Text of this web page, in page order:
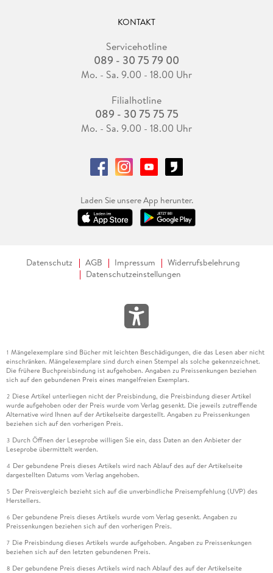
KONTAKT
Servicehotline
089 - 30 75 79 00
Mo. - Sa. 9.00 - 18.00 Uhr
Filialhotline
089 - 30 75 75 75
Mo. - Sa. 9.00 - 18.00 Uhr
Laden Sie unsere App herunter.
Datenschutz AGB Impressum
Widerrufsbelehrung
Datenschutzeinstellungen
1 Mängelexemplare sind Bücher mit leichten Beschädigungen, die das Lesen aber nicht
einschränken. Mängelexemplare sind durch einen Stempel als solche gekennzeichnet.
Die frühere Buchpreisbindung ist aufgehoben. Angaben zu Preissenkungen beziehen
sich auf den gebundenen Preis eines mangelfreien Exemplars.
2 Diese Artikel unterliegen nicht der Preisbindung, die Preisbindung dieser Artikel
wurde aufgehoben oder der Preis wurde vom Verlag gesenkt. Die jeweils zutreffende
Alternative wird Ihnen auf der Artikelseite dargestellt. Angaben zu Preissenkungen
beziehen sich auf den vorherigen Preis.
3 Durch Öffnen der Leseprobe willigen Sie ein, dass Daten an den Anbieter der
Leseprobe übermittelt werden.
4 Der gebundene Preis dieses Artikels wird nach Ablauf des auf der Artikelseite
dargestellten Datums vom Verlag angehoben.
5 Der Preisvergleich bezieht sich auf die unverbindliche Preisempfehlung (UVP) des
Herstellers.
6 Der gebundene Preis dieses Artikels wurde vom Verlag gesenkt. Angaben zu
Preissenkungen beziehen sich auf den vorherigen Preis.
7 Die Preisbindung dieses Artikels wurde aufgehoben. Angaben zu Preissenkungen
beziehen sich auf den letzten gebundenen Preis.
8 Der gebundene Preis dieses Artikels wird nach Ablauf des auf der Artikelseite